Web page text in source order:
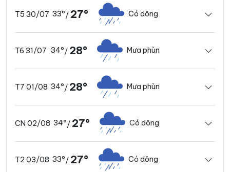
T5 30/07 33°/ 27° Có dông
T6 31/07 34°/ 28° Mưa phùn
T7 01/08 34°/ 28° Mưa phùn
CN 02/08 34°/ 27° Có dông
T2 03/08 33°/ 27° Có dông